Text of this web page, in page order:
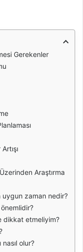
Gerekenler
Araştırma
zaman nedir?
dikkat etmeliyim?
olur?